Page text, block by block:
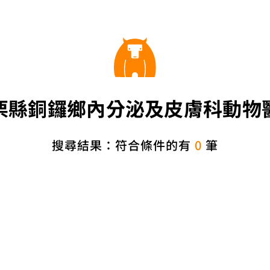
縣銅鑼鄉內分泌及皮膚科動物
搜尋結果：符合條件的有 0 筆